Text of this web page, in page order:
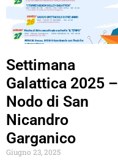
Settimana
Galattica 2025 –
Nodo di San
Nicandro
Garganico
Giugno 23, 2025